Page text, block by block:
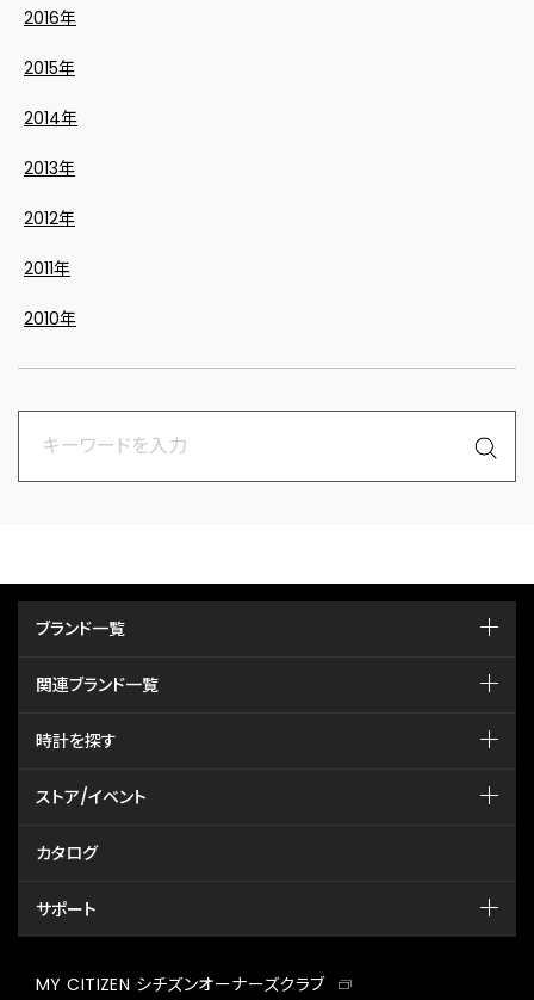
2016年
2015年
2014年
2013年
2012年
2011年
2010年
ブランド一覧
関連ブランド一覧
時計を探す
ストア/イベント
カタログ
サポート
MY CITIZEN シチズンオーナーズクラブ